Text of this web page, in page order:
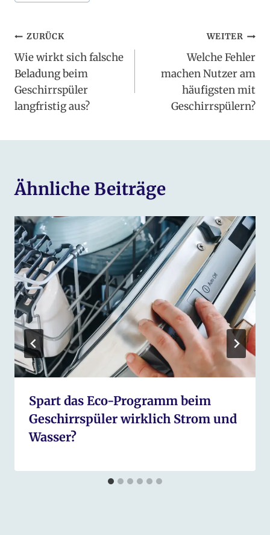
Beitragsnavigation
ZURÜCK
Wie wirkt sich falsche
Beladung beim
Geschirrspüler
langfristig aus?
WEITER
Welche Fehler
machen Nutzer am
häufigsten mit
Geschirrspülern?
Ähnliche Beiträge
Spart das Eco-Programm beim
Geschirrspüler wirklich Strom und
Wasser?